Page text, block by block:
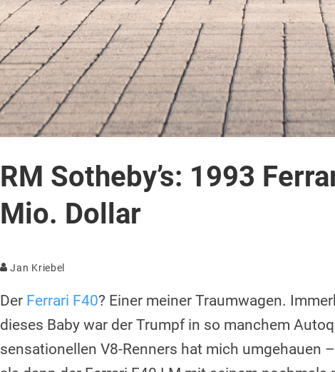
RM Sotheby’s: 1993
Mio. Dollar
Jan Kriebel
Der Ferrari F40? Einer meiner Traumwagen.
dieses Baby war der Trumpf in so manchem
sensationellen V8-Renners hat mich umgehauen